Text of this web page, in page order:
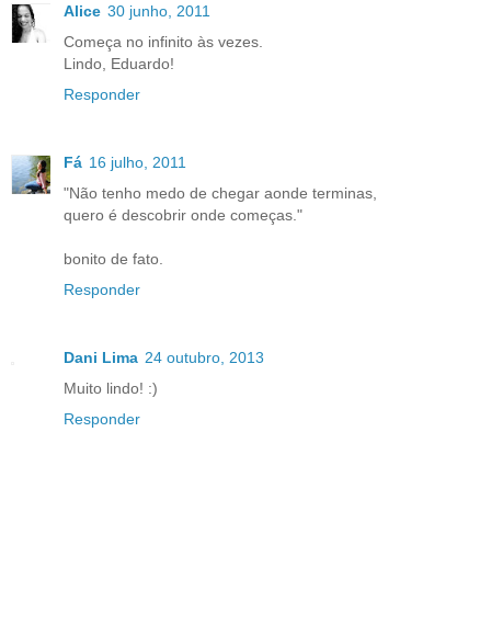
Alice 30 junho, 2011
Começa no infinito às vezes.
Lindo, Eduardo!
Responder
Fá 16 julho, 2011
"Não tenho medo de chegar aonde terminas,
quero é descobrir onde começas."
bonito de fato.
Responder
Dani Lima 24 outubro, 2013
Muito lindo! :)
Responder